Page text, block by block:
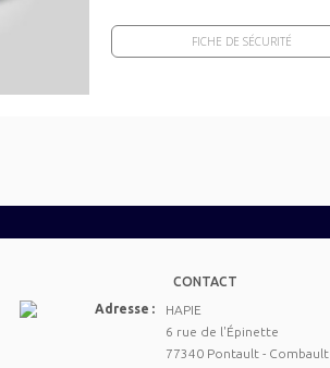
FICHE DE SÉCURITÉ
CONTACT
Adresse :
HAPIE
6 rue de l'Épinette
77340 Pontault - Combault